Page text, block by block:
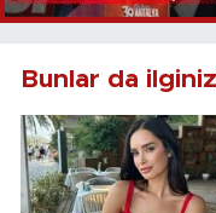
Bunlar da